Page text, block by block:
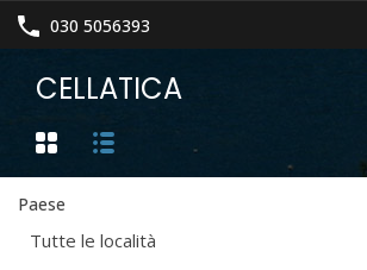
030 5056393
CELLATICA
Paese
Tutte le località